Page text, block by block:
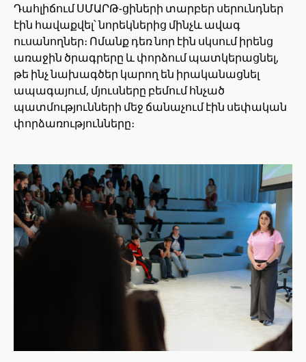
Դահլիճում ՍՄԱՐԹ-ցիների տարբեր սերունդներ
էին հավաքվել՝ նորեկներից մինչև ավագ
ուսանողներ։ Ոմանք դեռ նոր էին սկսում իրենց
առաջին ծրագրերը և փորձում պատկերացնել,
թե ինչ նախագծեր կարող են իրականացնել
ապագայում, մյուսները բեմում հնչած
պատմությունների մեջ ճանաչում էին սեփական
փորձառությունները։